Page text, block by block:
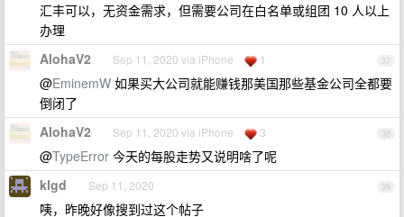
汇丰可以，无资金需求，但需要公司在白名单或组团 10 人以上
办理
37
AlohaV2 Sep 11, 2020 via iPhone 1
@EminemW 如果买大公司就能赚钱那美国那些基金公司全都要
倒闭了
38
AlohaV2 Sep 11, 2020 via iPhone 3
@TypeError 今天的每股走势又说明啥了呢
39
klgd Sep 11, 2020
咦，昨晚好像搜到过这个帖子